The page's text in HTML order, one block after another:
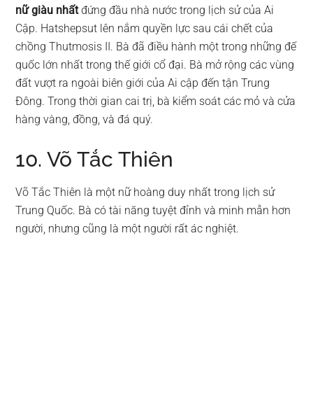
nữ giàu nhấtđứng đầu nhà nước trong lịch sử của Ai
Cập. Hatshepsut lên nắm quyền lực sau cái chết của
chồng Thutmosis II. Bà đã điều hành một trong những đế
quốc lớn nhất trong thế giới cổ đại. Bà mở rộng các vùng
đất vượt ra ngoài biên giới của Ai cập đến tận Trung
Đông. Trong thời gian cai trị, bà kiểm soát các mỏ và cửa
hàng vàng, đồng, và đá quý.
10. Võ Tắc Thiên
Võ Tắc Thiên là một nữ hoàng duy nhất trong lịch sử
Trung Quốc. Bà có tài năng tuyệt đỉnh và minh mẫn hơn
người, nhưng cũng là một người rất ác nghiệt.